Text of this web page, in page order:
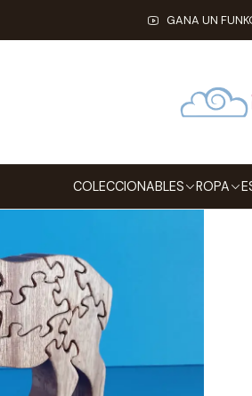
COLECCIONABLES ROPA
GANA UN
ESTILO DE VIDA